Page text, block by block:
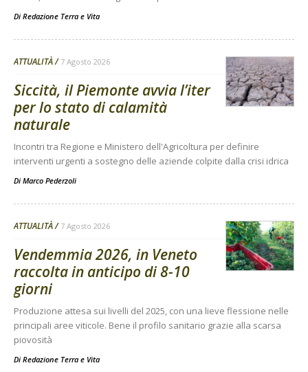
Di Redazione Terra e Vita
ATTUALITÀ 7 Agosto 2026
Siccità, il Piemonte avvia l’iter
per lo stato di calamità
naturale
Incontri tra Regione e Ministero dell'Agricoltura per definire
interventi urgenti a sostegno delle aziende colpite dalla crisi idrica
Di Marco Pederzoli
ATTUALITÀ 7 Agosto 2026
Vendemmia 2026, in Veneto
raccolta in anticipo di 8-10
giorni
Produzione attesa sui livelli del 2025, con una lieve flessione nelle
principali aree viticole. Bene il profilo sanitario grazie alla scarsa
piovosità
Di Redazione Terra e Vita